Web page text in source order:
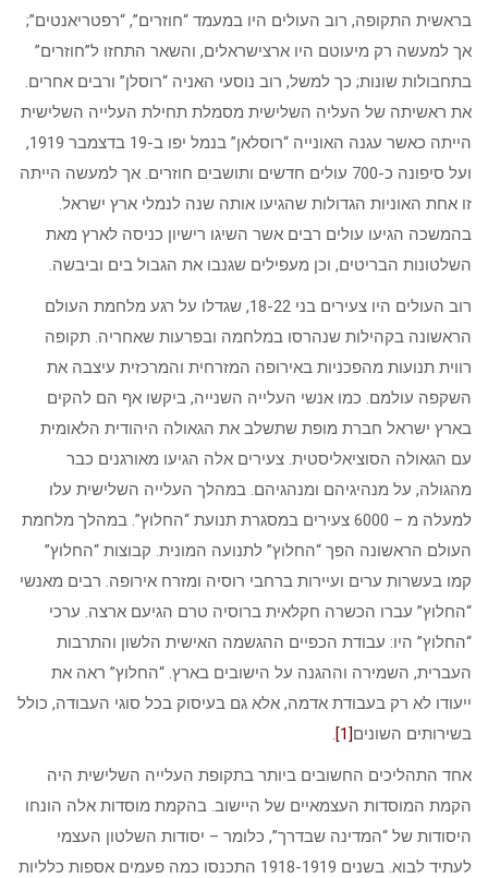
בראשית התקופה, רוב העולים היו במעמד “חוזרים”, “רפטריאנטים”;
אך למעשה רק מיעוטם היו ארצישראלים, והשאר התחזו ל”חוזרים”
בתחבולות שונות; כך למשל, רוב נוסעי האניה “רוסלן” ורבים אחרים.‏
את ראשיתה של העליה השלישית מסמלת תחילת העלייה השלישית
הייתה כאשר עגנה האונייה “רוסלאן” בנמל יפו ב-19 בדצמבר 1919,
ועל סיפונה כ-700 עולים חדשים ותושבים חוזרים. אך למעשה הייתה
זו אחת האוניות הגדולות שהגיעו אותה שנה לנמלי ארץ ישראל.
בהמשכה הגיעו עולים רבים אשר השיגו רישיון כניסה לארץ מאת
השלטונות הבריטים, וכן מעפילים שגנבו את הגבול בים וביבשה.
רוב העולים היו צעירים בני 18-22, שגדלו על רגע מלחמת העולם
הראשונה בקהילות שנהרסו במלחמה ובפרעות שאחריה. תקופה
רווית תנועות מהפכניות באירופה המזרחית והמרכזית עיצבה את
השקפה עולמם. כמו אנשי העלייה השנייה, ביקשו אף הם להקים
בארץ ישראל חברת מופת שתשלב את הגאולה היהודית הלאומית
עם הגאולה הסוציאליסטית. צעירים אלה הגיעו מאורגנים כבר
מהגולה, על מנהיגיהם ומנהגיהם. במהלך העלייה השלישית עלו
למעלה מ – 6000 צעירים במסגרת תנועת “החלוץ”. במהלך מלחמת
העולם הראשונה הפך “החלוץ” לתנועה המונית. קבוצות “החלוץ”
קמו בעשרות ערים ועיירות ברחבי רוסיה ומזרח אירופה. רבים מאנשי
“החלוץ” עברו הכשרה חקלאית ברוסיה טרם הגיעם ארצה. ערכי
“החלוץ” היו: עבודת הכפיים ההגשמה האישית הלשון והתרבות
העברית, השמירה וההגנה על הישובים בארץ. “החלוץ” ראה את
ייעודו לא רק בעבודת אדמה, אלא גם בעיסוק בכל סוגי העבודה, כולל
בשירותים השונים[1]
.
אחד התהליכים החשובים ביותר בתקופת העלייה השלישית היה
הקמת המוסדות העצמאיים של היישוב. בהקמת מוסדות אלה הונחו
היסודות של “המדינה שבדרך”, כלומר – יסודות השלטון העצמי
לעתיד לבוא. בשנים 1918-1919 התכנסו כמה פעמים אספות כלליות